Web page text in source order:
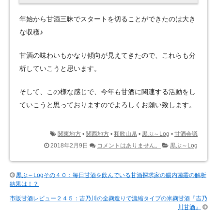
年始から甘酒三昧でスタートを切ることができたのは大き
な収穫♪
甘酒の味わいもかなり傾向が見えてきたので、これらも分
析していこうと思います。
そして、この様な感じで、今年も甘酒に関連する活動をし
ていこうと思っておりますのでよろしくお願い致します。
関東地方 • 関西地方 • 和歌山県 • 黒ぶ～Log • 甘酒会議
2018年2月9日
コメントはありません。 黒ぶ～Log
黒ぶ～Logその４０：毎日甘酒を飲んでいる甘酒探求家の腸内菌叢の解析
結果は！？
市販甘酒レビュー２４５：吉乃川の全麹造りで濃縮タイプの米麹甘酒『吉乃
川甘酒』